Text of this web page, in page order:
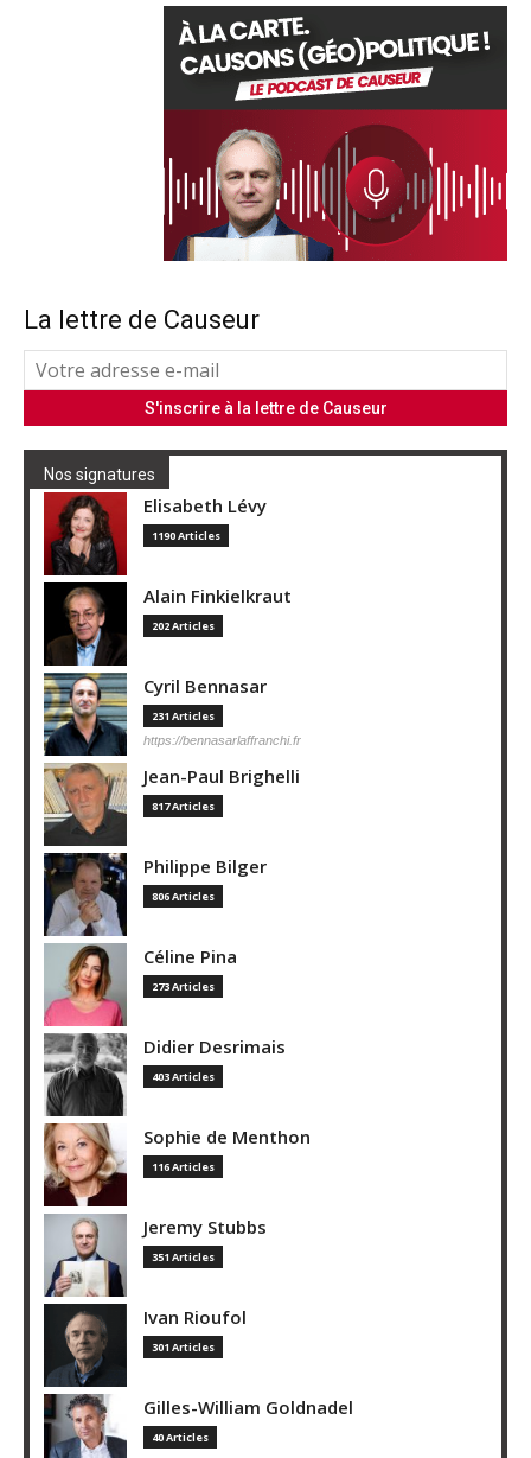
La lettre de Causeur
Nos signatures
Elisabeth Lévy
1190 Articles
Alain Finkielkraut
202 Articles
Cyril Bennasar
231 Articles
https://bennasarlaffranchi.fr
Jean-Paul Brighelli
817 Articles
Philippe Bilger
806 Articles
Céline Pina
273 Articles
Didier Desrimais
403 Articles
Sophie de Menthon
116 Articles
Jeremy Stubbs
351 Articles
Ivan Rioufol
301 Articles
Gilles-William Goldnadel
40 Articles